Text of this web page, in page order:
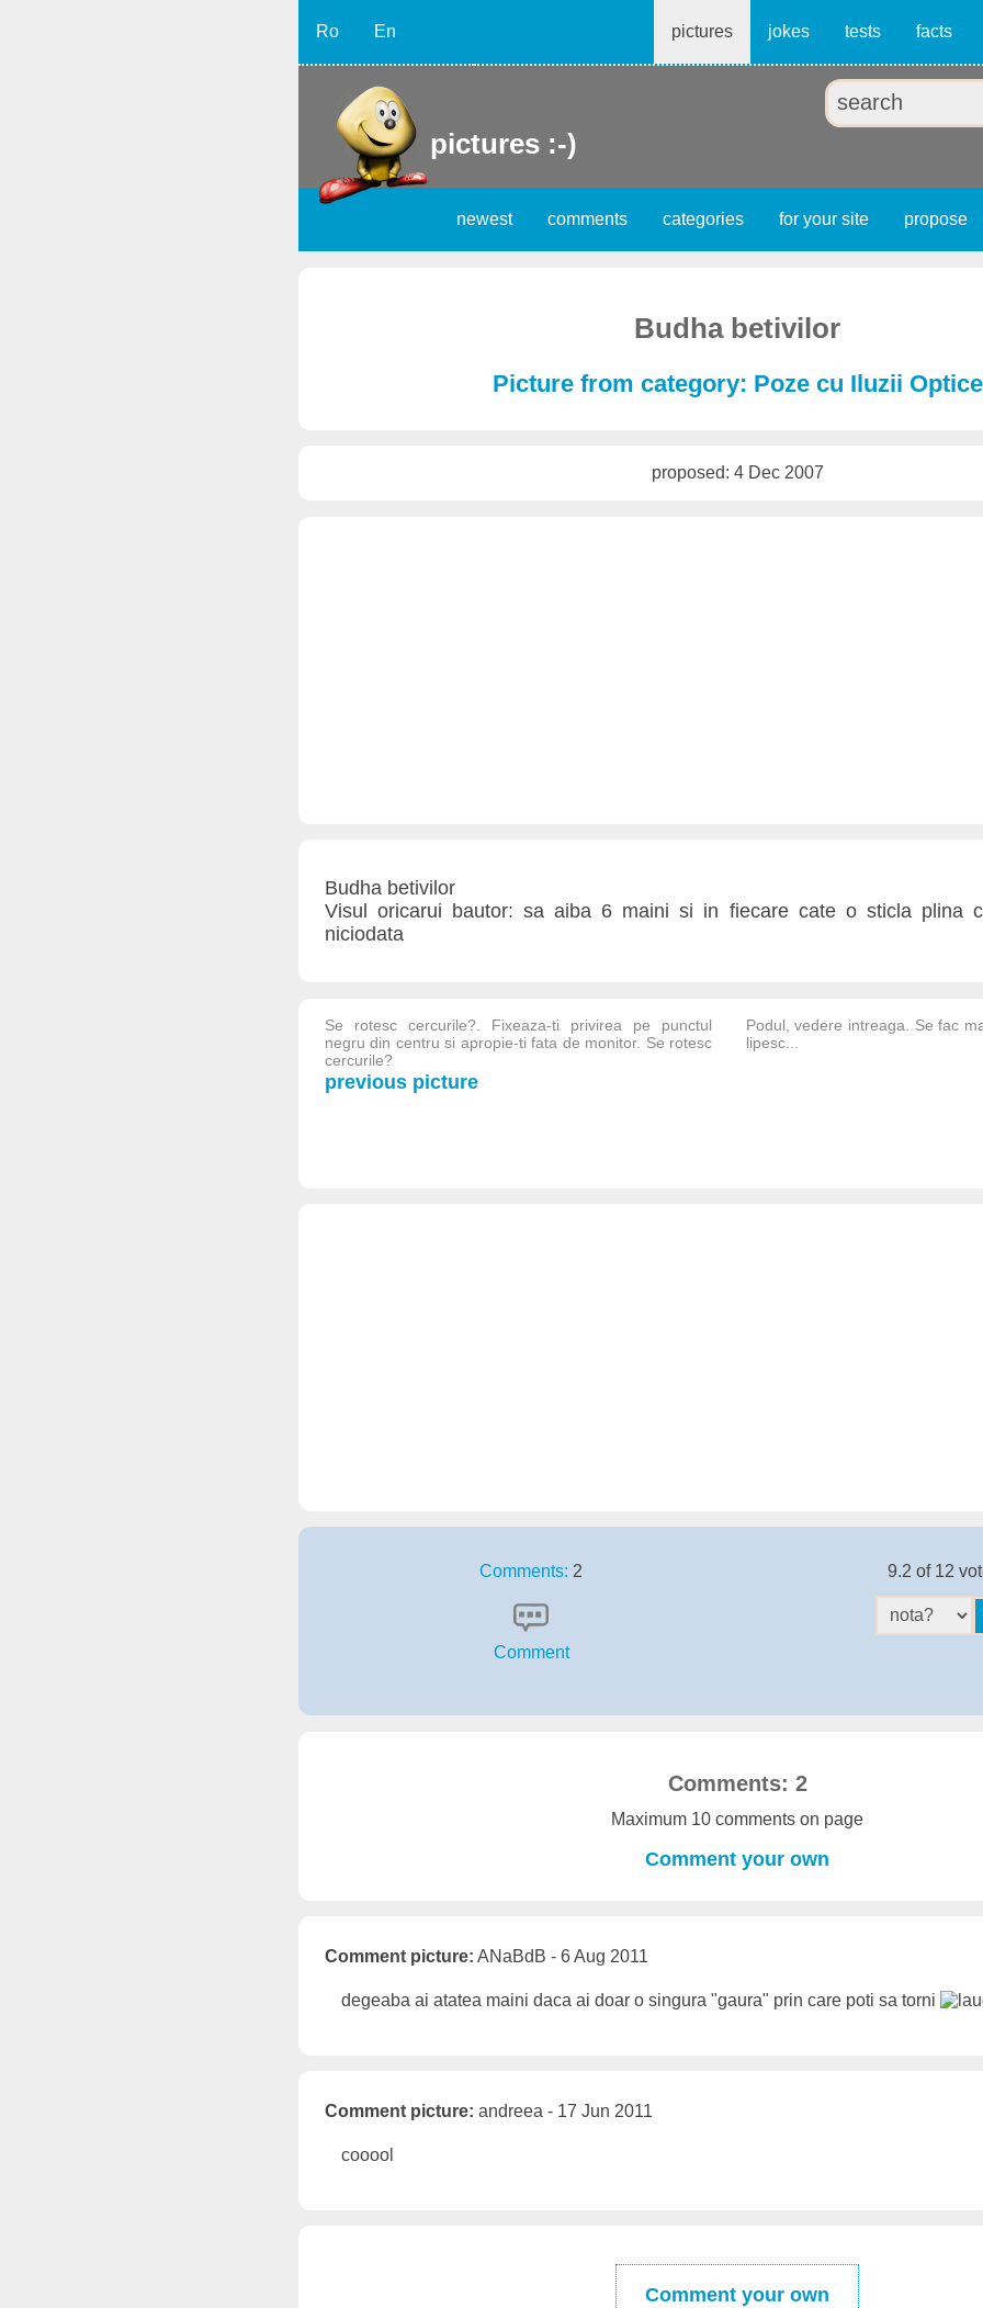
Ro En pictures jokes tests facts
pictures :-)
newest comments categories for your site propose
Budha betivilor
Picture from category: Poze cu Iluzii Optice
proposed: 4 Dec 2007
Budha betivilor
Visul oricarui bautor: sa aiba 6 maini si in fiecare cate o sticla plina
niciodata
Se rotesc cercurile?. Fixeaza-ti privirea pe punctul
negru din centru si apropie-ti fata de monitor. Se rotesc
cercurile?
previous picture
Podul, vedere intreaga. Se fac
lipesc...
Comments: 2
Comment
9.2 of 12
Comments: 2
Maximum 10 comments on page
Comment your own
Comment picture: ANaBdB - 6 Aug 2011
degeaba ai atatea maini daca ai doar o singura "gaura" prin care poti sa torni
Comment picture: andreea - 17 Jun 2011
cooool
Comment your own